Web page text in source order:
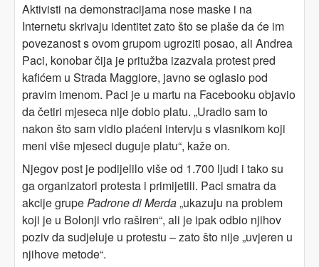
Aktivisti na demonstracijama nose maske i na
Internetu skrivaju identitet zato što se plaše da će im
povezanost s ovom grupom ugroziti posao, ali Andrea
Paci, konobar čija je pritužba izazvala protest pred
kafićem u Strada Maggiore, javno se oglasio pod
pravim imenom. Paci je u martu na Facebooku objavio
da četiri mjeseca nije dobio platu. „Uradio sam to
nakon što sam vidio plaćeni intervju s vlasnikom koji
meni više mjeseci duguje platu“, kaže on.
Njegov post je podijelilo više od 1.700 ljudi i tako su
ga organizatori protesta i primijetili. Paci smatra da
akcije grupePadrone di Merda„ukazuju na problem
koji je u Bolonji vrlo raširen“, ali je ipak odbio njihov
poziv da sudjeluje u protestu – zato što nije „uvjeren u
njihove metode“.